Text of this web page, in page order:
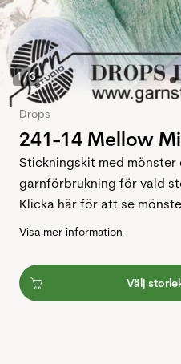
1/3
Drops
241-14 Mellow
Stickningskit med
garnförbrukning för vald
Klicka här för att se
Visa mer information
Välj